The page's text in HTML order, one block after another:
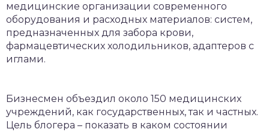
медицинские организации современного
оборудования и расходных материалов: систем,
предназначенных для забора крови,
фармацевтических холодильников, адаптеров с
иглами.
Бизнесмен объездил около 150 медицинских
учреждений, как государственных, так и частных.
Цель блогера – показать в каком состоянии